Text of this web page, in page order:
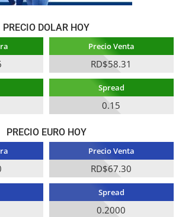
PRECIO DOLAR HOY
Precio Venta
RD$58.31
Spread
0.15
PRECIO EURO HOY
Precio Venta
RD$67.30
Spread
0.2000